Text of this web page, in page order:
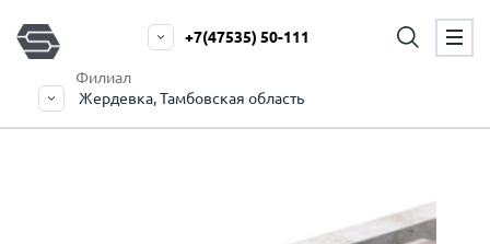
Филиал
Жердевка, Тамбовская область
+7(47535) 50-111